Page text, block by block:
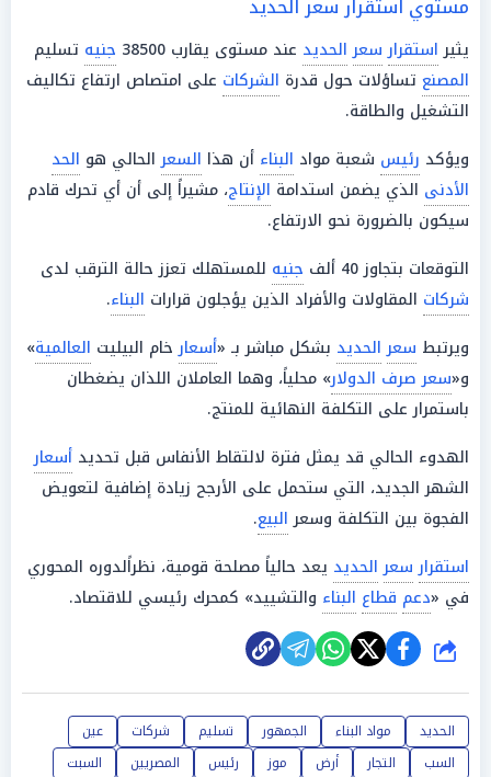
مستوي استقرار سعر الحديد
يثيراستقرار سعر الحديد عند مستوى يقارب 38500 جنيه تسليم
المصنع تساؤلات حول قدرة الشركات على امتصاص ارتفاع تكاليف
التشغيل والطاقة.
ويؤكد رئيس شعبة مواد البناء أن هذا السعرالحالي هو الحد
الأدنى الذي يضمن استدامة الإنتاج، مشيراً إلى أن أي تحرك قادم
سيكون بالضرورة نحو الارتفاع.
التوقعات بتجاوز 40 ألف
جنيه للمستهلك تعزز حالة الترقب لدى
شركات المقاولات والأفراد الذين يؤجلون قرارات البناء.
ويرتبط سعر الحديد بشكل مباشر بـ «أسعارخام البيليت العالمية»
و«سعر صرف الدولار» محلياً، وهما العاملان اللذان يضغطان
باستمرار على التكلفة النهائية للمنتج.
الهدوء الحالي قد يمثل فترة لالتقاط الأنفاس قبل تحديد أسعار
الشهر الجديد، التي ستحمل على الأرجح زيادة إضافية لتعويض
الفجوة بين التكلفة وسعرالبيع.
استقرار سعر الحديد يعد حالياً مصلحة قومية، نظراًلدوره المحوري
في «دعم قطاع البناء والتشييد» كمحرك رئيسي للاقتصاد.
شارك
الحديد مواد البناء الجمهور تسليم شركات
عين
السب
التجار أرض موز رئيس المصريين
السبت